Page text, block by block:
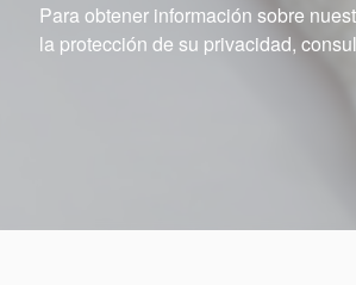
Para obtener información sobre
la protección de su privacidad,